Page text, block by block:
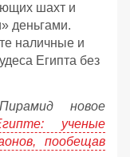
шахт и
деньгами.
наличные и
Египта без
новое
ученые
пообещав